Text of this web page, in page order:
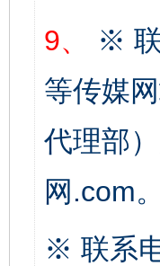
9、
※
等传媒
代理部
网.com。
※ 联系
以产业